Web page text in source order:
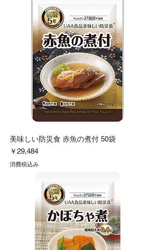
美味しい防災食 赤魚の煮付 50袋
価格
￥29,484
消費税込み